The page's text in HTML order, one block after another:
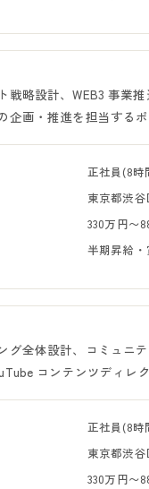
戦略設計、WEB3 事業
企画・推進を担当するポ
正社員(8
東京都渋
330万円〜
半期昇給
グ全体設計、コミュニ
コンテンツディレ
正社員(8
東京都渋
330万円〜